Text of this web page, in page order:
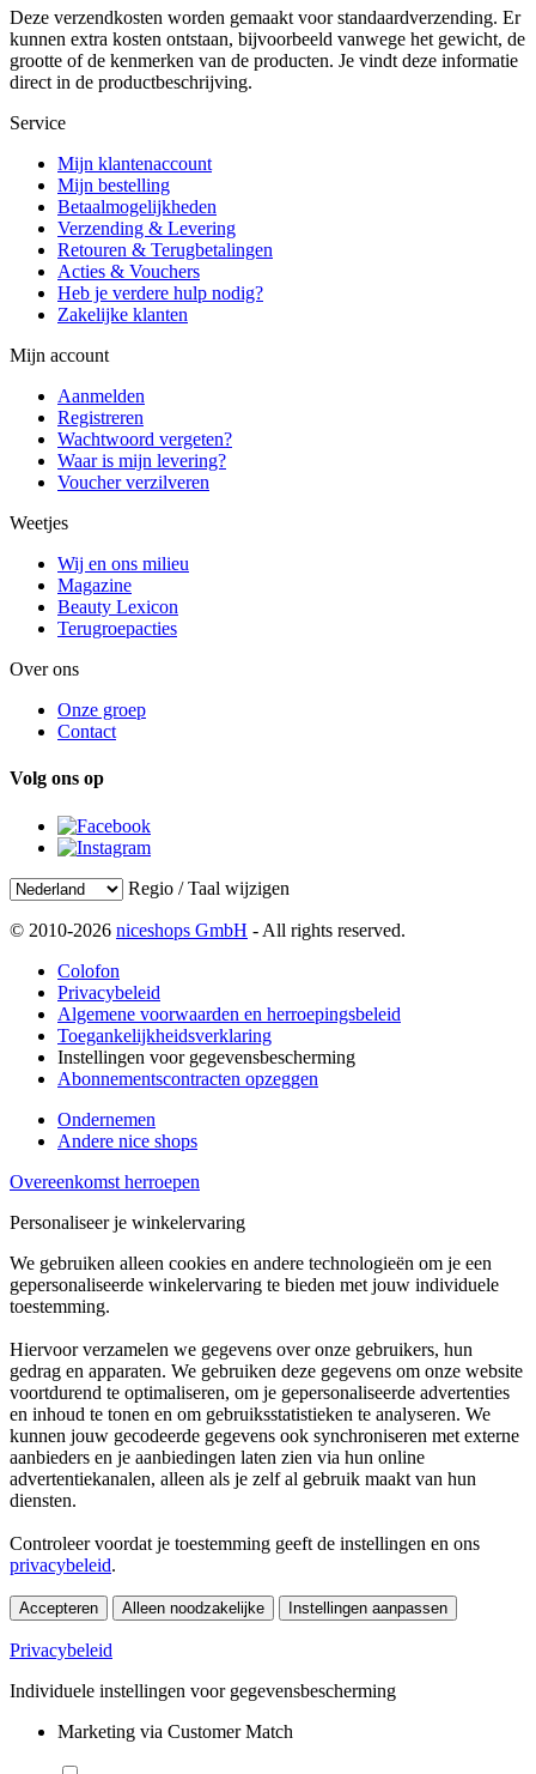
Deze verzendkosten worden gemaakt voor standaardverzending. Er
kunnen extra kosten ontstaan, bijvoorbeeld vanwege het gewicht, de
grootte of de kenmerken van de producten. Je vindt deze informatie
direct in de productbeschrijving.
Service
Mijn klantenaccount
Mijn bestelling
Betaalmogelijkheden
Verzending & Levering
Retouren & Terugbetalingen
Acties & Vouchers
Heb je verdere hulp nodig?
Zakelijke klanten
Mijn account
Aanmelden
Registreren
Wachtwoord vergeten?
Waar is mijn levering?
Voucher verzilveren
Weetjes
Wij en ons milieu
Magazine
Beauty Lexicon
Terugroepacties
Over ons
Onze groep
Contact
Volg ons op
Regio / Taal wijzigen
© 2010-2026 niceshops GmbH - All rights reserved.
Colofon
Privacybeleid
Algemene voorwaarden en herroepingsbeleid
Toegankelijkheidsverklaring
Instellingen voor gegevensbescherming
Abonnementscontracten opzeggen
Ondernemen
Andere nice shops
Overeenkomst herroepen
Personaliseer je winkelervaring
We gebruiken alleen cookies en andere technologieën om je een
gepersonaliseerde winkelervaring te bieden met jouw individuele
toestemming.
Hiervoor verzamelen we gegevens over onze gebruikers, hun
gedrag en apparaten. We gebruiken deze gegevens om onze website
voortdurend te optimaliseren, om je gepersonaliseerde advertenties
en inhoud te tonen en om gebruiksstatistieken te analyseren. We
kunnen jouw gecodeerde gegevens ook synchroniseren met externe
aanbieders en je aanbiedingen laten zien via hun online
advertentiekanalen, alleen als je zelf al gebruik maakt van hun
diensten.
Controleer voordat je toestemming geeft de instellingen en ons
privacybeleid.
Accepteren Alleen noodzakelijke Instellingen aanpassen
Privacybeleid
Individuele instellingen voor gegevensbescherming
Marketing via Customer Match